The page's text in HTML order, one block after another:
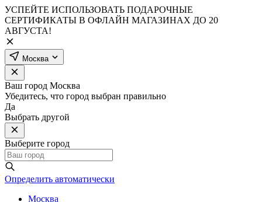
УСПЕЙТЕ ИСПОЛЬЗОВАТЬ ПОДАРОЧНЫЕ
СЕРТИФИКАТЫ В ОФЛАЙН МАГАЗИНАХ ДО 20
АВГУСТА!
Москва
Ваш город Москва
Убедитесь, что город выбран правильно
Да
Выбрать другой
Выберите город
Определить автоматически
Москва